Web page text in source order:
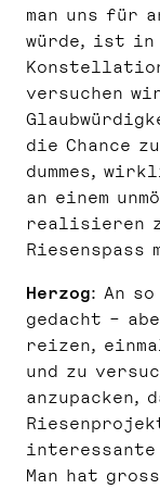
man uns für
würde, ist in
versuchen
die Chance
dummes,
an einem
realisieren
Riesenspass
Herzog: An
gedacht –
reizen,
und zu
anzupacken,
Man hat